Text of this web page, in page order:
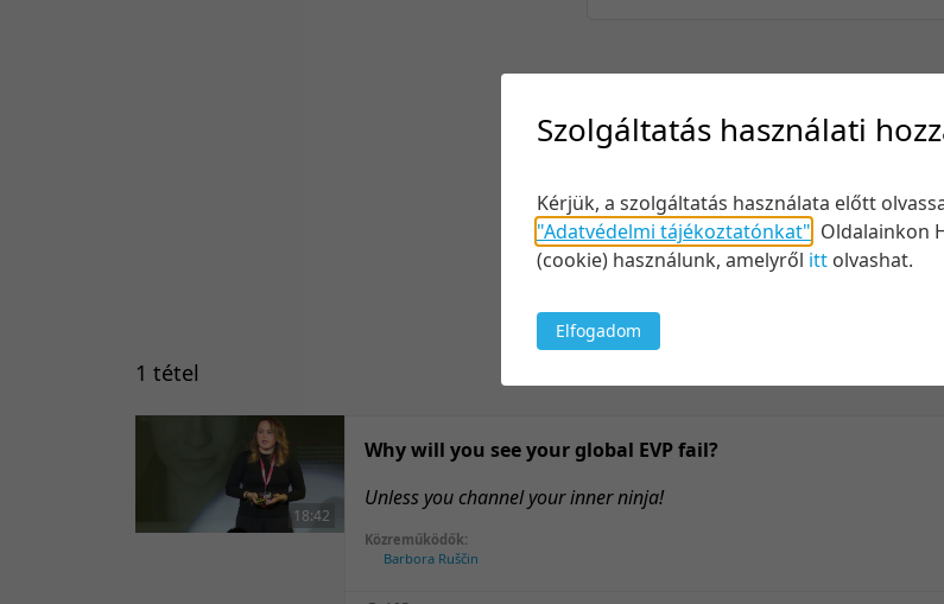
Keresés
1 tétel
18:42
Why will you see your global EVP fail?
Unless you channel your inner ninja!
Közreműködők:
Barbora Ruščin
Szolgáltatás használati
Kérjük, a szolgáltatás használata előtt
"Adatvédelmi tájékoztatónkat" Oldalainkon
(cookie) használunk, amelyről itt olvashat.
Elfogadom